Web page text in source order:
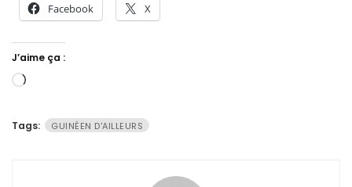
Facebook X
J’aime ça :
Chargement…
Tags: GUINÉEN D'AILLEURS